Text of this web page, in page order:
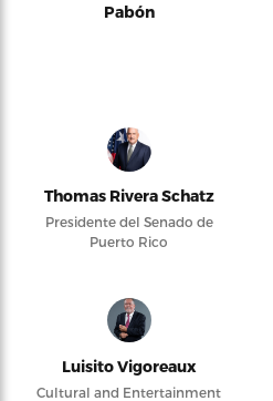
Pabón
Thomas Rivera Schatz
Presidente del Senado de
Puerto Rico
Luisito Vigoreaux
Cultural and Entertainment